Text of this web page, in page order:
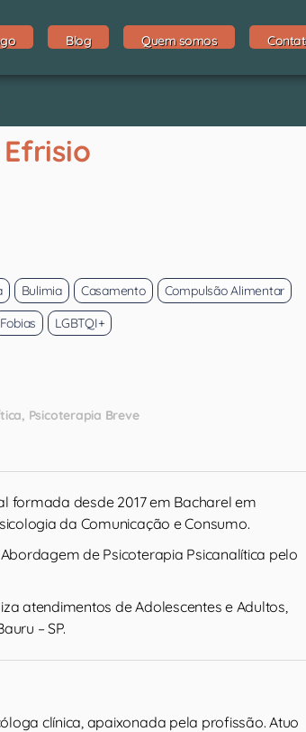
Blog Quem somos
Bulimia Casamento
Compulsão Alimentar
Fobias LGBTQI+
Psicoterapia Breve
formada desde 2017 em Bacharel em
da Comunicação e Consumo.
de Psicoterapia Psicanalítica pelo
atendimentos de Adolescentes e Adultos,
– SP.
clínica, apaixonada pela profissão. Atuo